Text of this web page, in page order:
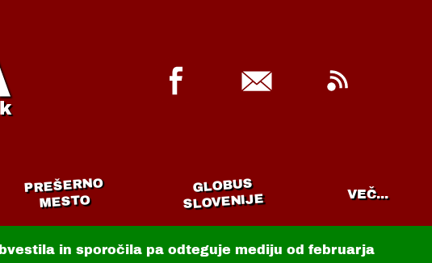
PREŠERNO
MESTO
GLOBUS
SLOVENIJE VEČ...
in sporočila pa odteguje mediju od februarja